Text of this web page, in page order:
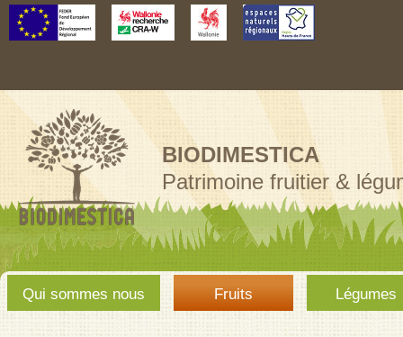
Aller au
contenu
BIODIMESTICA
Patrimoine fruitier &
Menu
principal
Qui sommes nous Fruits Légumes